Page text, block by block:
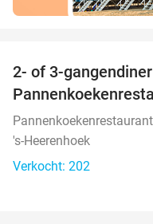
2- of 3-
's-Heerenhoek
Verkocht: 202